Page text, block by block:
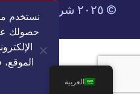
© ٢٠٢٥ شركة رويال إيربورت كونسيرج.
الحقوق
العربية
نستخدم
حصولك